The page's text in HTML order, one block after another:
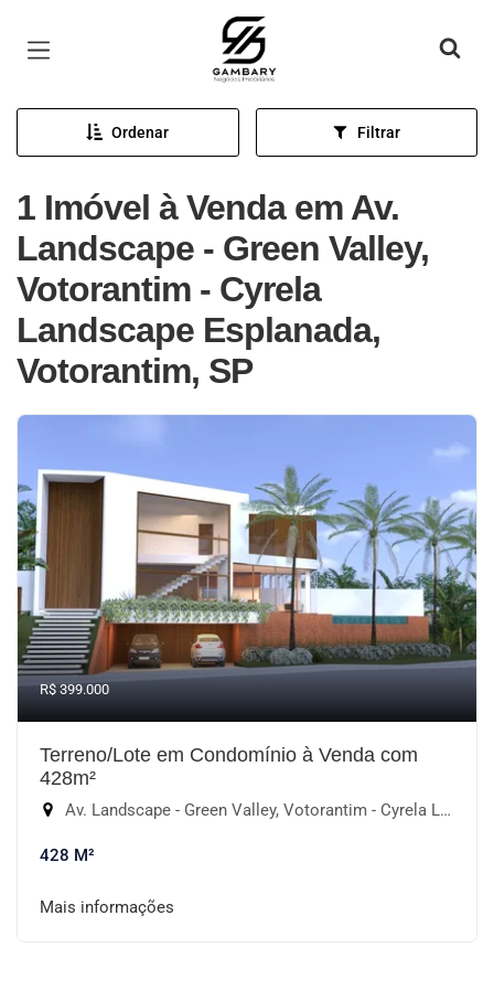
Página inicial
Ordenar Filtrar
1 Imóvel à Venda em Av.
Landscape - Green Valley,
Votorantim - Cyrela
Landscape Esplanada,
Votorantim, SP
R$ 399.000
Terreno/Lote em Condomínio à Venda com
428m²
Av. Landscape - Green Valley, Votorantim - Cyrela Landscape Esplanada, Votorantim-SP
428 M²
Mais informações